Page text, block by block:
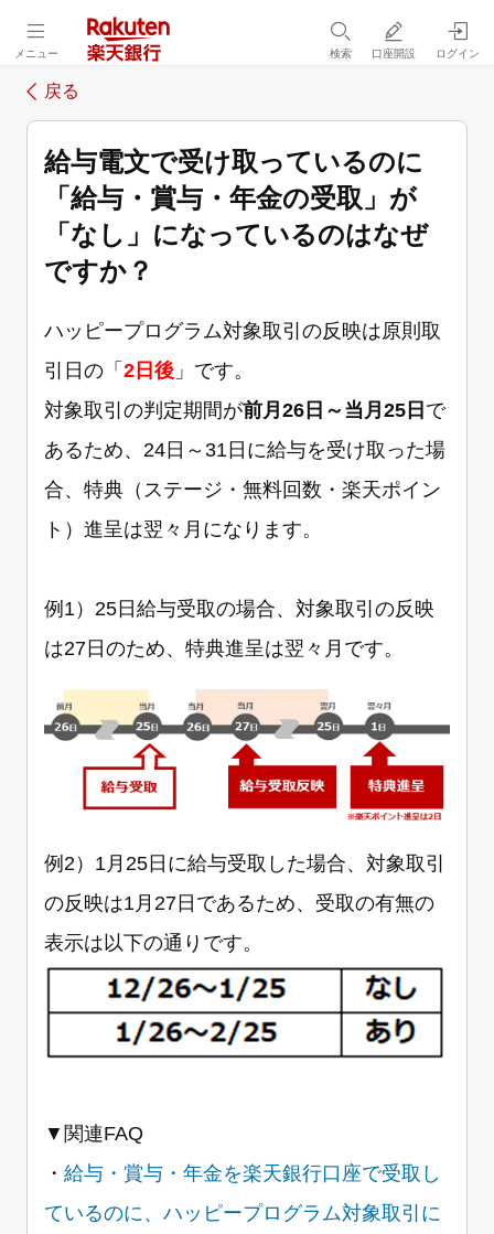
メニュー 検索 口座開設 ログイン
戻る
給与電文で受け取っているのに
「給与・賞与・年金の受取」が
「なし」になっているのはなぜ
ですか？
ハッピープログラム対象取引の反映は原則取
引日の「 2日後 」です。
対象取引の判定期間が前月26日～当月25日 で
あるため、24日～31日に給与を受け取った場
合、特典（ステージ・無料回数・楽天ポイン
ト）進呈は翌々月になります。
例1）25日給与受取の場合、対象取引の反映
は27日のため、特典進呈は翌々月です。
例2）1月25日に給与受取した場合、対象取引
の反映は1月27日であるため、受取の有無の
表示は以下の通りです。
▼関連FAQ
・ 給与・賞与・年金を楽天銀行口座で受取し
ているのに、ハッピープログラム対象取引に